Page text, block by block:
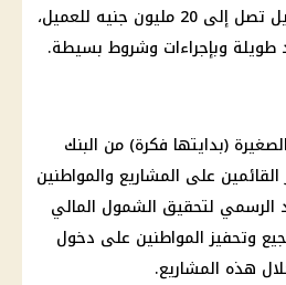
تصل إلى 20 مليون
جنيه للعميل،
وبإجراءات وشروط بسيطة.
(بدايتها فكرة) من البنك
على المشاريع والمواطنين
الرسمي لتحقيق الشمول المالي
وتحفيز المواطنين على دخول
هذه المشاريع.